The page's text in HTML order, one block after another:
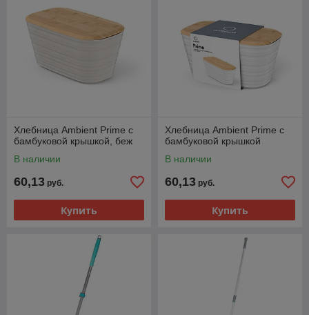
Хлебница Ambient Prime с
бамбуковой крышкой, беж
В наличии
60,13 руб.
Купить
Хлебница Ambient Prime с
бамбуковой крышкой
В наличии
60,13 руб.
Купить